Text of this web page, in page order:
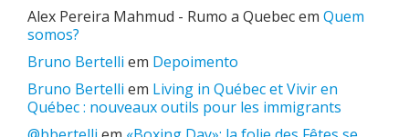
Alex Pereira Mahmud - Rumo a Quebecem Quem
somos?
Bruno Bertelli em Depoimento
Bruno Bertelli em Living in Québec et Vivir en
Québec : nouveaux outils pour les immigrants